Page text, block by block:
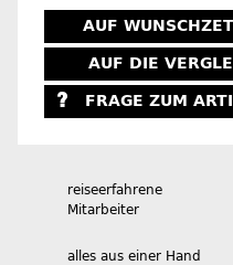
AUF
AUF DIE
FRAGE ZUM
reiseerfahrene
Mitarbeiter
alles aus einer Hand